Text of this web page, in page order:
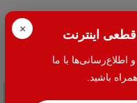
× اینترنت
اطلاع‌رسانی‌ها با ما
باشید.